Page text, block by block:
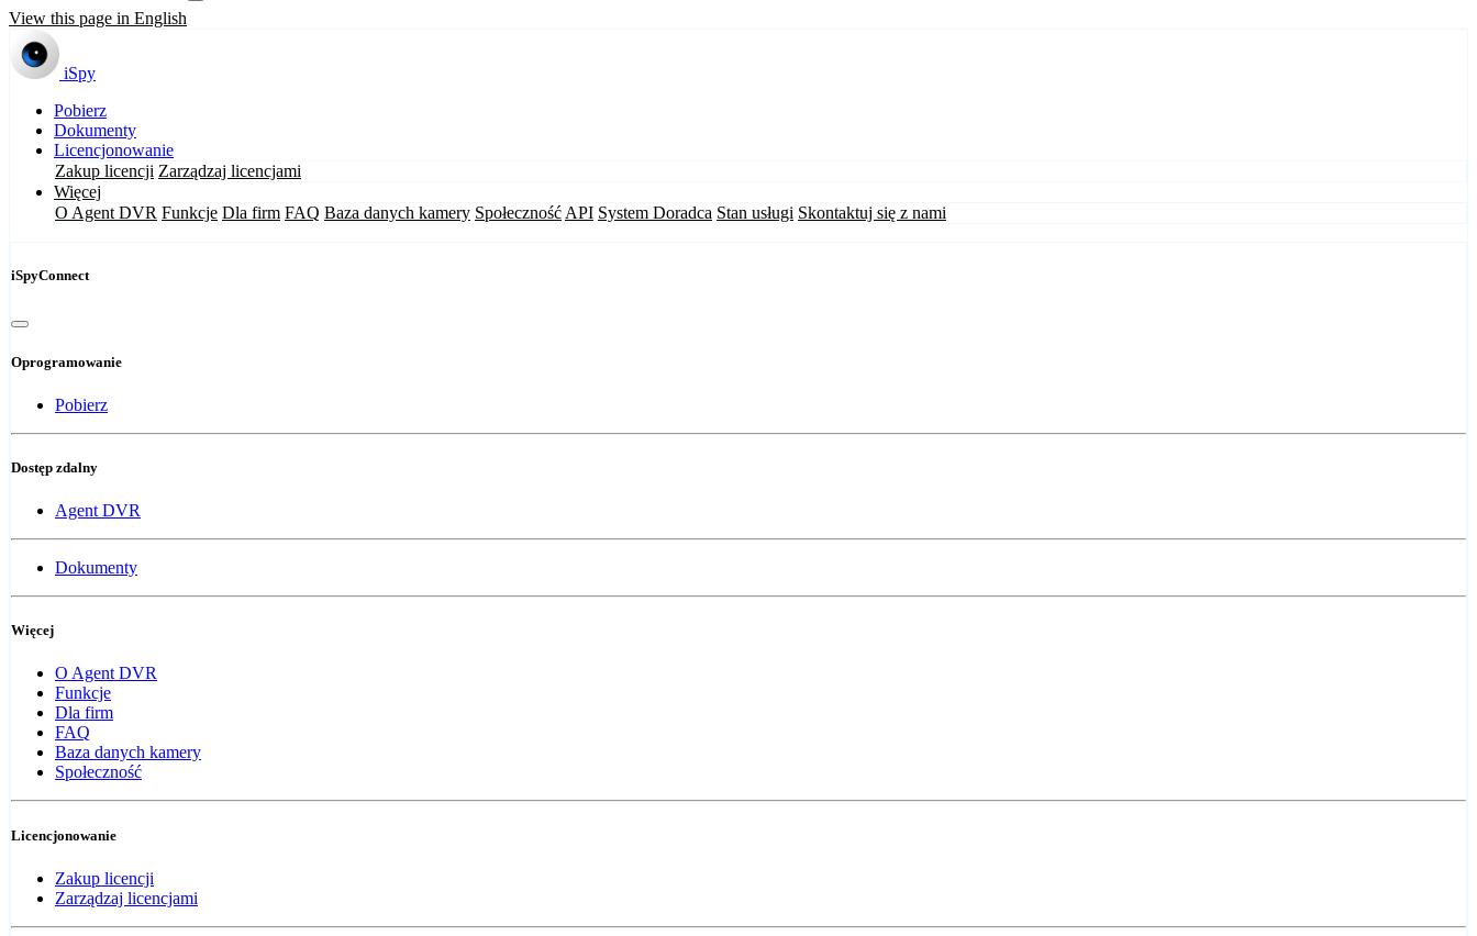
View this page in English
iSpy
Pobierz
Dokumenty
Licencjonowanie
Zakup licencji Zarządzaj licencjami
Więcej
O Agent DVR Funkcje Dla firm FAQ Baza danych kamery Społeczność API System Doradca Stan usługi Skontaktuj się z nami
iSpyConnect
Oprogramowanie
Pobierz
Dostęp zdalny
Agent DVR
Dokumenty
Więcej
O Agent DVR
Funkcje
Dla firm
FAQ
Baza danych kamery
Społeczność
Licencjonowanie
Zakup licencji
Zarządzaj licencjami